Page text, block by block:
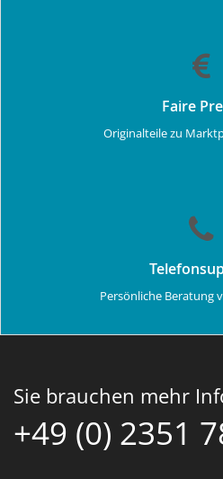
Faire
Originalteile zu
Persönliche Beratung
Sie brauchen mehr
+49 (0) 2351